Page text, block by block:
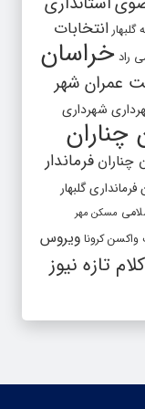
گلبهار انتخابات
راد خراسان
عمران شهر
شهرداری
چناران فرماندار
فرمانداری گلبهار
مسکن مهر
واکسن کرونا ویروس
کلام تازه نیوز